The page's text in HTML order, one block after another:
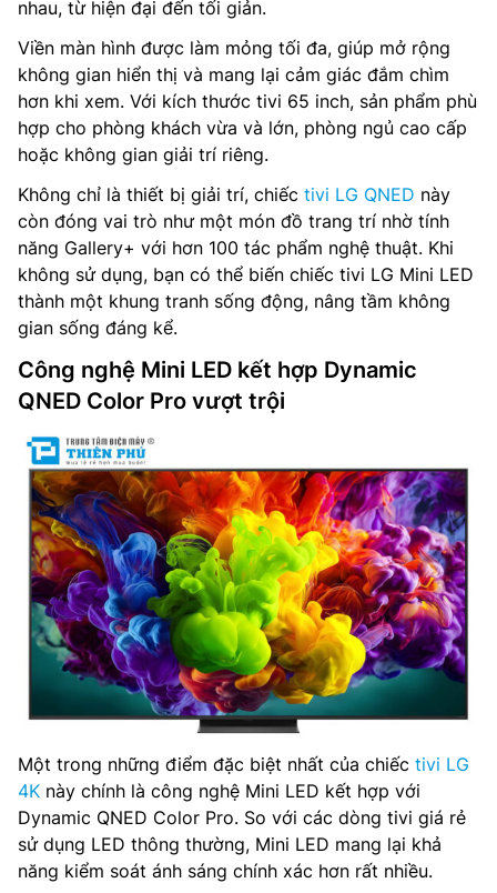
nhau, từ hiện đại đến tối giản.
Viền màn hình được làm mỏng tối đa, giúp mở rộng
không gian hiển thị và mang lại cảm giác đắm chìm
hơn khi xem. Với kích thước tivi 65 inch, sản phẩm phù
hợp cho phòng khách vừa và lớn, phòng ngủ cao cấp
hoặc không gian giải trí riêng.
Không chỉ là thiết bị giải trí, chiếc tivi LG QNED này
còn đóng vai trò như một món đồ trang trí nhờ tính
năng Gallery+ với hơn 100 tác phẩm nghệ thuật. Khi
không sử dụng, bạn có thể biến chiếc tivi LG Mini LED
thành một khung tranh sống động, nâng tầm không
gian sống đáng kể.
Công nghệ Mini LED kết hợp Dynamic
QNED Color Pro vượt trội
Một trong những điểm đặc biệt nhất của chiếc tivi LG
4K này chính là công nghệ Mini LED kết hợp với
Dynamic QNED Color Pro. So với các dòng tivi giá rẻ
sử dụng LED thông thường, Mini LED mang lại khả
năng kiểm soát ánh sáng chính xác hơn rất nhiều.